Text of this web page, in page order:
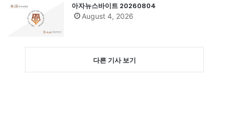
아자뉴스바이트 20260804
August 4, 2026
다른 기사 보기